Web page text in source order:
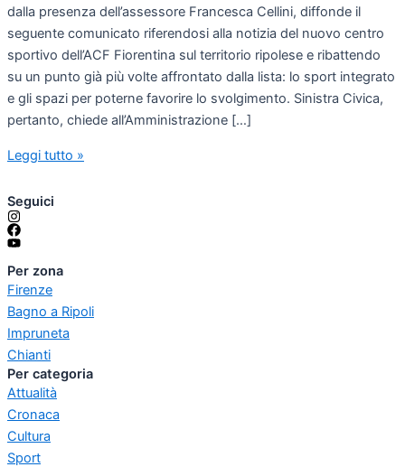
dalla presenza dell’assessore Francesca Cellini, diffonde il
seguente comunicato riferendosi alla notizia del nuovo centro
sportivo dell’ACF Fiorentina sul territorio ripolese e ribattendo
su un punto già più volte affrontato dalla lista: lo sport integrato
e gli spazi per poterne favorire lo svolgimento. Sinistra Civica,
pertanto, chiede all’Amministrazione […]
Leggi tutto »
Seguici
Per zona
Firenze
Bagno a Ripoli
Impruneta
Chianti
Per categoria
Attualità
Cronaca
Cultura
Sport